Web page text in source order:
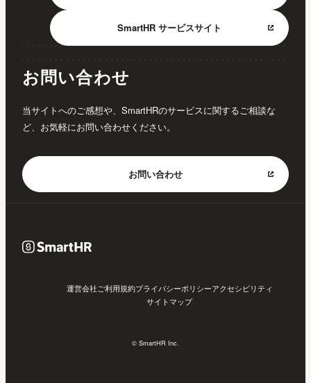
SmartHR サービスサイト
お問い合わせ
当サイトへのご感想や、SmartHRのサービスに関するご相談な
ど、お気軽にお問い合わせください。
お問い合わせ
運営会社ご利用規約プライバシーポリシーアクセシビリティ
サイトマップ
© SmartHR Inc.